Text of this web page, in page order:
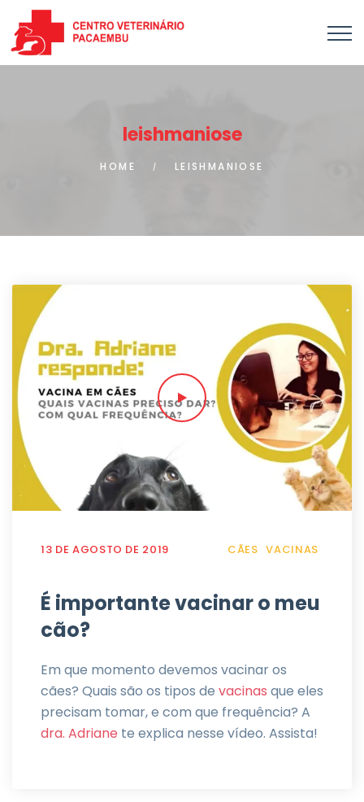
leishmaniose
HOME LEISHMANIOSE
13 DE AGOSTO DE 2019 CÃES VACINAS
É importante vacinar o meu
cão?
Em que momento devemos vacinar os
cães? Quais são os tipos de vacinas que eles
precisam tomar, e com que frequência? A
dra. Adriane te explica nesse vídeo. Assista!